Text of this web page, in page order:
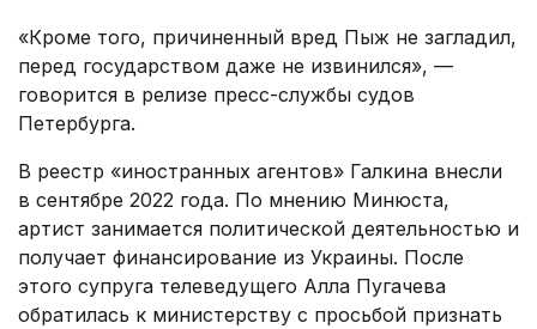
«Кроме того, причиненный вред Пыж не загладил,
перед государством даже не извинился», —
говорится в релизе пресс-службы судов
Петербурга.
В реестр «иностранных агентов» Галкина внесли
в сентябре 2022 года. По мнению Минюста,
артист занимается политической деятельностью и
получает финансирование из Украины. После
этого супруга телеведущего Алла Пугачева
обратилась к министерству с просьбой признать